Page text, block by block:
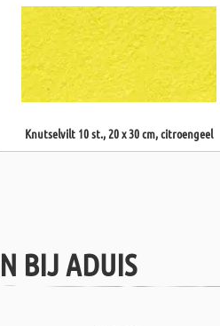
Knutselvilt 10 st., 20 x 30 cm, citroengeel
BIJ ADUIS